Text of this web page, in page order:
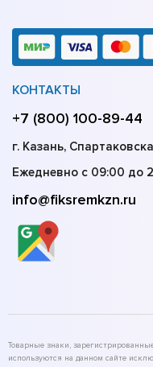
КОНТАКТЫ
+7 (800) 100-89-44
г. Казань,
Ежедневно с 09:00 до
info@fiksremkzn.ru
Товарные знаки,
используются на данном сайте